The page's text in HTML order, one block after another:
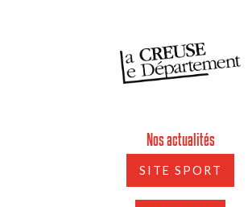
Nos actualités
SITE SPORT